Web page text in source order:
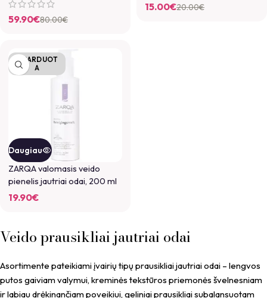
80.00€
59.90€
20.00€
15.00€
IŠPARDUOT
A
Daugiau
ZARQA valomasis veido
pienelis jautriai odai, 200 ml
19.90€
Veido prausikliai jautriai odai
Asortimente pateikiami įvairių tipų prausikliai jautriai odai – lengvos
putos gaiviam valymui, kreminės tekstūros priemonės švelnesniam
ir labiau drėkinančiam poveikiui, geliniai prausikliai subalansuotam